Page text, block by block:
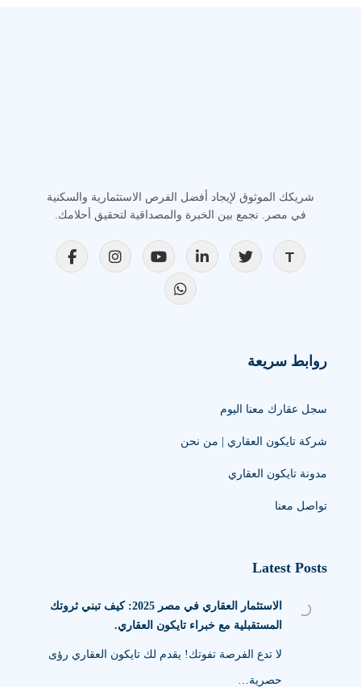
شريكك الموثوق لإيجاد أفضل الفرص الاستثمارية والسكنية
في مصر. نجمع بين الخبرة والمصداقية لتحقيق أحلامك.
روابط سريعة
سجل عقارك معنا اليوم
شركة تايكون العقاري | من نحن
مدونة تايكون العقاري
تواصل معنا
Latest Posts
الاستثمار العقاري في مصر 2025: كيف تبني ثروتك
المستقبلية مع خبراء تايكون العقاري.
لا تدع الفرصة تفوتك! يقدم لك تايكون العقاري رؤى
حصرية…